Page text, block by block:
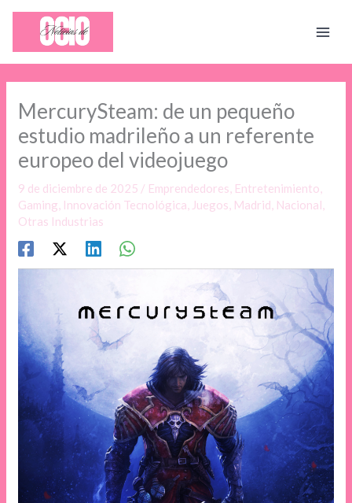
contenido
MercurySteam: de un pequeño
estudio madrileño a un referente
europeo del videojuego
9 de diciembre de 2025 / Emprendedores, Entretenimiento,
Gaming, Innovación Tecnológica, Juegos, Madrid, Nacional,
Otras Industrias